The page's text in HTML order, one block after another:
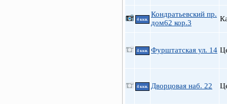
4 ккв.
Кондратьевский пр.
дом62 кор.3
4 ккв. Фурштатская ул. 14
4 ккв. Дворцовая наб. 22